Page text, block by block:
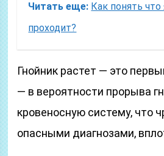
Читать еще: Как понять что
проходит?
Гнойник растет — это
— в вероятности прорыва
кровеносную систему, что
опасными диагнозами,